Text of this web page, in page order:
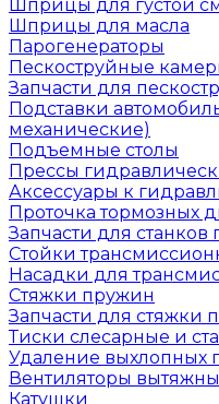
Шприцы для густой
Шприцы для масла
Парогенераторы
Пескоструйные
Запчасти для
Подставки
механические)
Подъемные столы
Прессы
Аксессуары к
Проточка тормозных
Запчасти для
Стойки
Насадки для
Стяжки пружин
Запчасти для стяжки
Тиски слесарные и
Удаление выхлопных
Вентиляторы
Катушки